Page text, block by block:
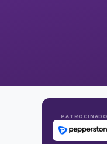
PATROCINADO